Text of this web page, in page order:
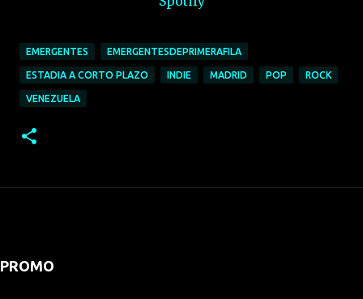
EMERGENTES EMERGENTESDEPRIMERAFILA
ESTADIA A CORTO PLAZO INDIE MADRID POP ROCK
VENEZUELA
PROMO